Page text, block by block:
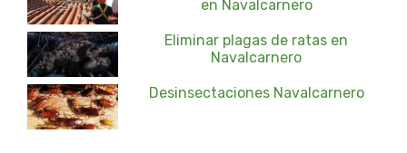
en Navalcarnero
Eliminar plagas de ratas en
Navalcarnero
Desinsectaciones Navalcarnero